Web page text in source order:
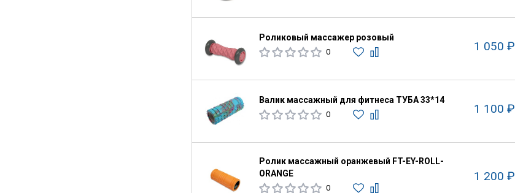
Роликовый массажер розовый
0 1 050 ₽
Валик массажный для фитнеса ТУБА 33*14
0 1 100 ₽
Ролик массажный оранжевый FT-EY-ROLL-
ORANGE
0
1 200 ₽